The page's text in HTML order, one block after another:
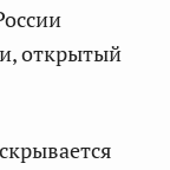
открытый